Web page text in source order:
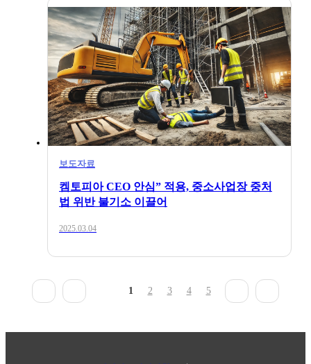
보도자료
켐토피아 CEO 안심” 적용, 중소사업장 중처
법 위반 불기소 이끌어
2025.03.04
1 2 3 4 5